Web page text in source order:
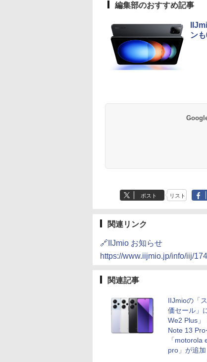
編集部のおすすめ記事
ン
ポスト リスト
関連リンク
🔗IIJmio お知らせ
https://www.iijmio.jp/info/iij/
関連記事
IIJmioの「
価セール」
We2 Plus」
Note 13
「motorola
pro」が追加